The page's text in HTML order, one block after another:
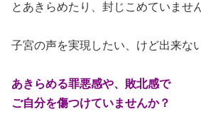
とあきらめたり、封じこめていませ
子宮の声を実現したい、けど出来ない
あきらめる罪悪感や、敗北感で
ご自分を傷つけていませんか？